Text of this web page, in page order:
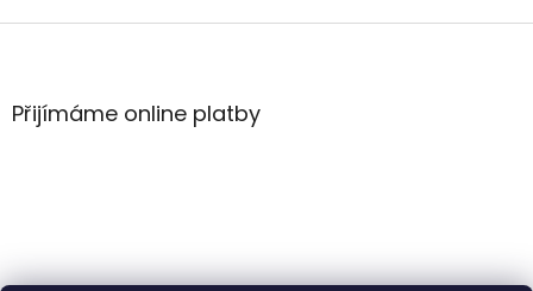
Z
aPřijímáme online platby